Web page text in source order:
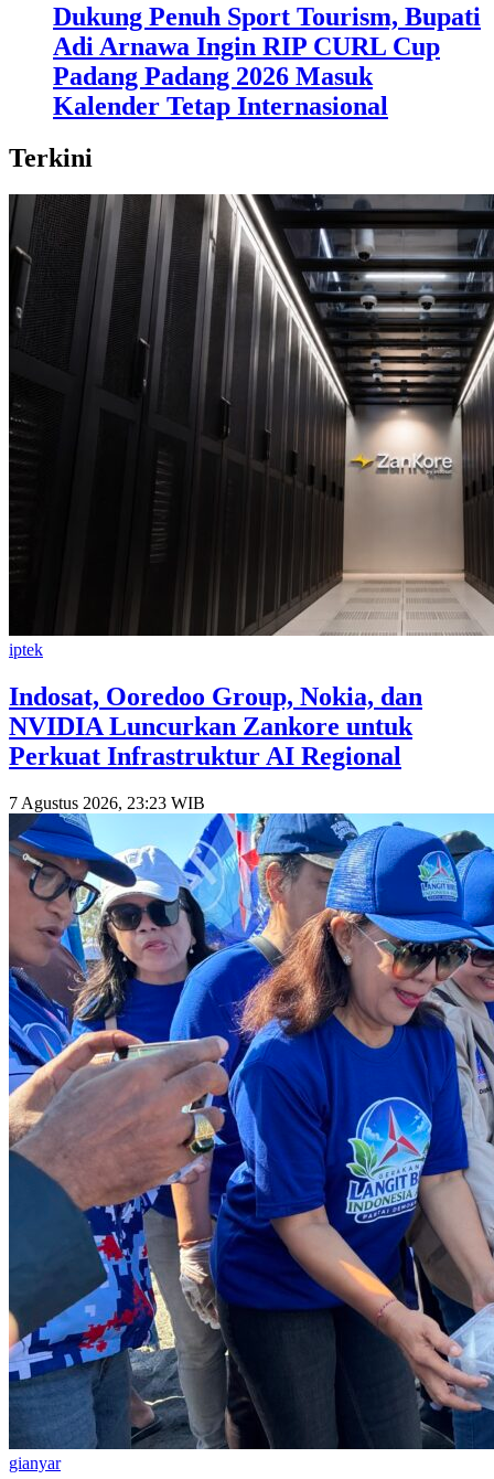
Dukung Penuh Sport Tourism, Bupati
Adi Arnawa Ingin RIP CURL Cup
Padang Padang 2026 Masuk
Kalender Tetap Internasional
Terkini
iptek
Indosat, Ooredoo Group, Nokia, dan
NVIDIA Luncurkan Zankore untuk
Perkuat Infrastruktur AI Regional
7 Agustus 2026, 23:23 WIB
gianyar